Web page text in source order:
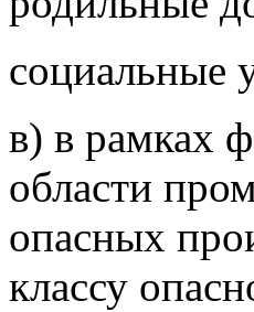
социальные
в) в рамках
области
опасных
классу